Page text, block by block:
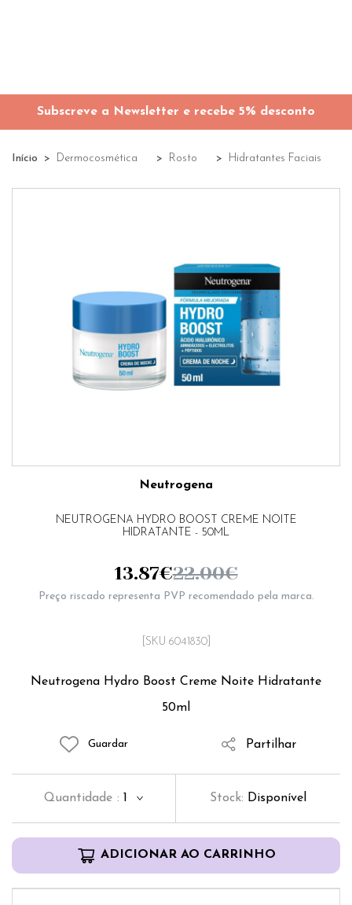
Subscreve a Newsletter e recebe 5% desconto
Início Dermocosmética Rosto Hidratantes Faciais
Neutrogena
NEUTROGENA HYDRO BOOST CREME NOITE
HIDRATANTE - 50ML
Neutrogena Hydro Boost Creme Noite Hidratante
50ml
[SKU 6041830]
13.87€22.00€
Preço riscado representa PVP recomendado pela marca.
Guardar Partilhar
Quantidade : 1 Stock: Disponível
ADICIONAR AO CARRINHO